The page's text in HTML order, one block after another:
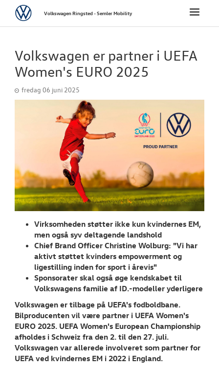
BRUGTE BILER
VÆRKSTED
SKADECENTER
TILBEHØR
RESERVEDELE
NYHEDER
Danmarks
Aktuelt
OM OS
JOB OG
Toggle
VolkswagenVolkswagen Ringsted - Semler Mobility
Volkswagen er partner i UEFA
Women's EURO 2025
fredag 06 juni 2025
Virksomheden støtter ikke kun kvindernes EM,
men også syv deltagende landshold
Chief Brand Officer Christine Wolburg: "Vi har
aktivt støttet kvinders empowerment og
ligestilling inden for sport i årevis"
Sponsorater skal også øge kendskabet til
Volkswagens familie af ID.-modeller yderligere
Volkswagen er tilbage på UEFA's fodboldbane.
Bilproducenten vil være partner i UEFA Women's
EURO 2025. UEFA Women's European Championship
afholdes i Schweiz fra den 2. til den 27. juli.
Volkswagen var allerede involveret som partner for
UEFA ved kvindernes EM i 2022 i England.